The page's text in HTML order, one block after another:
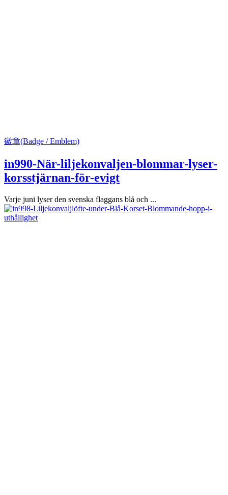
徽章(Badge / Emblem)
in990-När-liljekonvaljen-blommar-lyser-
korsstjärnan-för-evigt
Varje juni lyser den svenska flaggans blå och ...